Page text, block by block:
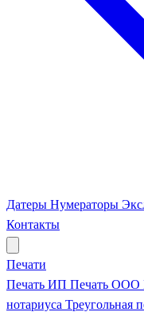
Датеры Нумераторы
Контакты
Печати
Печать ИП Печать ООО
нотариуса Треугольная